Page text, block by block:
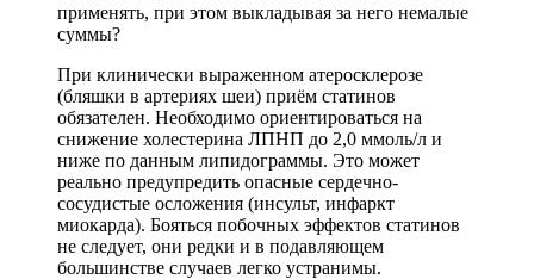
применять, при этом выкладывая за него немалые
суммы?
При клинически выраженном атеросклерозе
(бляшки в артериях шеи) приём статинов
обязателен. Необходимо ориентироваться на
снижение холестерина ЛПНП до 2,0 ммоль/л и
ниже по данным липидограммы. Это может
реально предупредить опасные сердечно-
сосудистые осложения (инсульт, инфаркт
миокарда). Бояться побочных эффектов статинов
не следует, они редки и в подавляющем
большинстве случаев легко устранимы.